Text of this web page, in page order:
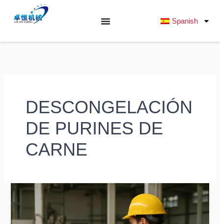
Spanish
DESCONGELACIÓN
DE PURINES DE
CARNE
Optimización